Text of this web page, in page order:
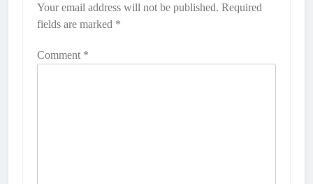
Your email address will not be published. Required
fields are marked *
Comment *